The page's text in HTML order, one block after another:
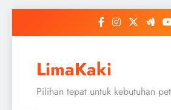
LimaKaki
Pilihan tepat untuk kebutuhan